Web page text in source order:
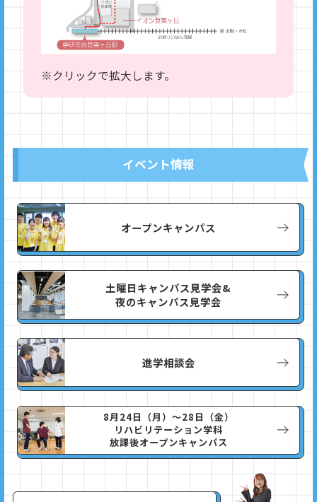
※クリックで拡大します。
イベント情報
オープンキャンパス
土曜日キャンパス見学会&
夜のキャンパス見学会
進学相談会
8月24日（月）～28日（金）
リハビリテーション学科
放課後オープンキャンパス